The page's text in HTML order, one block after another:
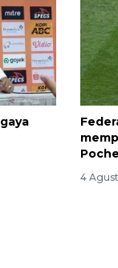
4